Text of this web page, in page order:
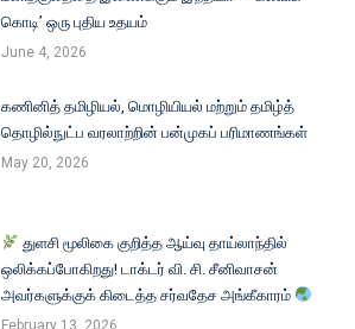
கொடி’ ஒரு புதிய உதயம்
June 4, 2026
கணினித் தமிழியல், மொழியியல் மற்றும் தமிழ்த்
தொழில்நுட்ப வரலாற்றின் பன்முகப் பரிமாணங்கள்
May 20, 2026
துளசி மூலிகை குறித்த ஆய்வு தாய்லாந்தில்
ஒலிக்கப்போகிறது! டாக்டர் வி. சி. சீனிவாசன்
அவர்களுக்குக் கிடைத்த சர்வதேச அங்கீகாரம்
February 13, 2026